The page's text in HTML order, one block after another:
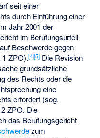
seit einer
durch Einführung einer
Jahr 2001 der
im Berufungsurteil
Beschwerde gegen
1 ZPO).[4][5] Die Revision
grundsätzliche
des Rechts oder die
eine
erfordert (sog.
ZPO. Die
das Berufungsgericht
zum